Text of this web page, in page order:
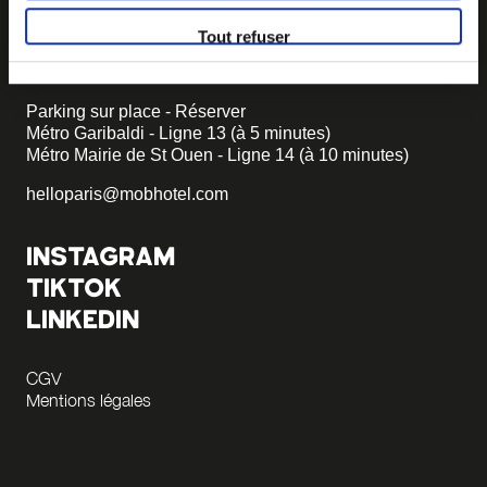
Tout refuser
6 rue Gambetta
Parking sur place - Réserver
Métro Garibaldi - Ligne 13 (à 5 minutes)
Métro Mairie de St Ouen - Ligne 14 (à 10 minutes)
helloparis@mobhotel.com
INSTAGRAM
TIKTOK
LINKEDIN
CGV
Mentions légales